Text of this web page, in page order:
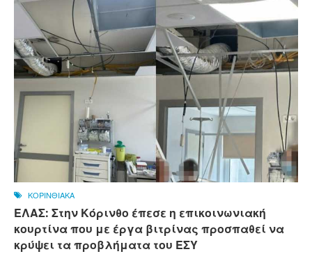
ΚΟΡΙΝΘΙΑΚΑ
ΕΛΑΣ: Στην Κόρινθο έπεσε η επικοινωνιακή
κουρτίνα που με έργα βιτρίνας προσπαθεί να
κρύψει τα προβλήματα του ΕΣΥ